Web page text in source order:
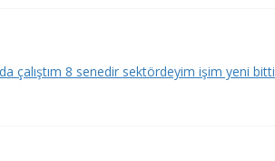
çalıştım 8 senedir sektördeyim işim yeni bitti